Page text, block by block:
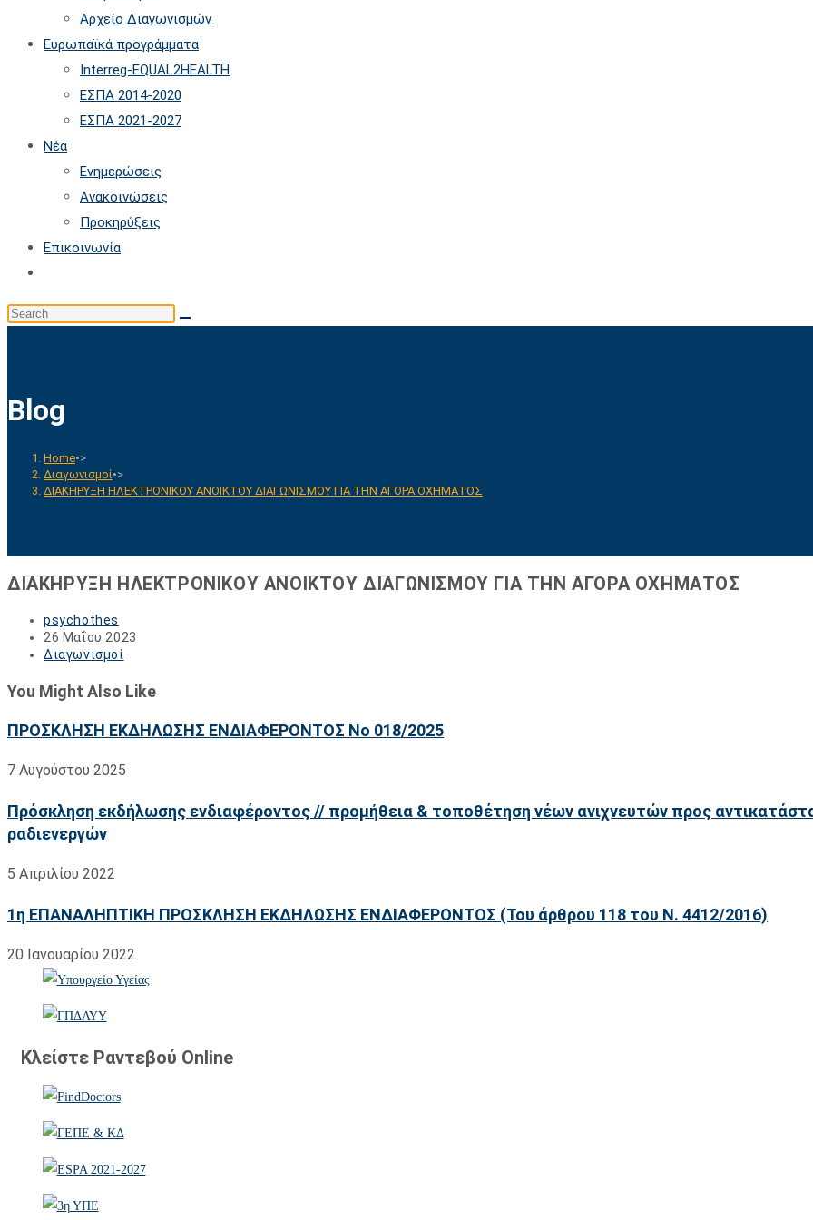
Αρχείο Διαγωνισμών
Ευρωπαϊκά προγράμματα
Interreg-EQUAL2HEALTH
ΕΣΠΑ 2014-2020
ΕΣΠΑ 2021-2027
Νέα
Ενημερώσεις
Ανακοινώσεις
Προκηρύξεις
Επικοινωνία
search
Search
Blog
Home•>
Διαγωνισμοί•>
ΔΙΑΚΗΡΥΞΗ ΗΛΕΚΤΡΟΝΙΚΟΥ ΑΝΟΙΚΤΟΥ ΔΙΑΓΩΝΙΣΜΟΥ ΓΙΑ ΤΗΝ ΑΓΟΡΑ ΟΧΗΜΑΤΟΣ
ΔΙΑΚΗΡΥΞΗ ΗΛΕΚΤΡΟΝΙΚΟΥ ΑΝΟΙΚΤΟΥ ΔΙΑΓΩΝΙΣΜΟΥ ΓΙΑ ΤΗΝ ΑΓΟΡΑ ΟΧΗΜΑΤΟΣ
Post
author:
psychothes
Post
published:
26 Μαΐου 2023
Post
Διαγωνισμοί
You Might Also Like
ΠΡΟΣΚΛΗΣΗ ΕΚΔΗΛΩΣΗΣ ΕΝΔΙΑΦΕΡΟΝΤΟΣ Νο 018/2025
7 Αυγούστου 2025
Πρόσκληση εκδήλωσης ενδιαφέροντος // προμήθεια & τοποθέτηση νέων ανιχνευτών προς
ραδιενεργών
5 Απριλίου 2022
1η ΕΠΑΝΑΛΗΠΤΙΚΗ ΠΡΟΣΚΛΗΣΗ ΕΚΔΗΛΩΣΗΣ ΕΝΔΙΑΦΕΡΟΝΤΟΣ (Του άρθρου 118 του Ν. 4412/2016)
20 Ιανουαρίου 2022
Κλείστε Ραντεβού Online